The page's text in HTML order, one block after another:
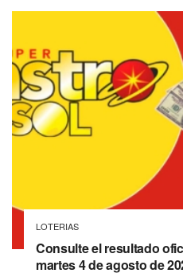
LOTERIAS
Consulte el resultado
martes 4 de agosto de